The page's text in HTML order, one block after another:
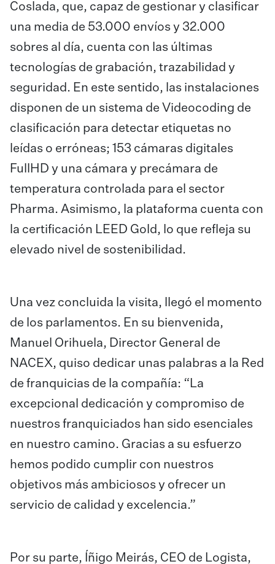
Coslada, que, capaz de gestionar y clasificar
una media de 53.000 envíos y 32.000
sobres al día, cuenta con las últimas
tecnologías de grabación, trazabilidad y
seguridad. En este sentido, las instalaciones
disponen de un sistema de Videocoding de
clasificación para detectar etiquetas no
leídas o erróneas; 153 cámaras digitales
FullHD y una cámara y precámara de
temperatura controlada para el sector
Pharma. Asimismo, la plataforma cuenta con
la certificación LEED Gold, lo que refleja su
elevado nivel de sostenibilidad.
Una vez concluida la visita, llegó el momento
de los parlamentos. En su bienvenida,
Manuel Orihuela, Director General de
NACEX, quiso dedicar unas palabras a la Red
de franquicias de la compañía: “La
excepcional dedicación y compromiso de
nuestros franquiciados han sido esenciales
en nuestro camino. Gracias a su esfuerzo
hemos podido cumplir con nuestros
objetivos más ambiciosos y ofrecer un
servicio de calidad y excelencia.”
Por su parte, Íñigo Meirás, CEO de Logista,